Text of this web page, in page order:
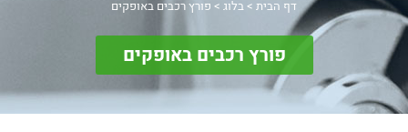
דף הבית >בלוג > פורץ רכבים באופקים
פורץ רכבים באופקים